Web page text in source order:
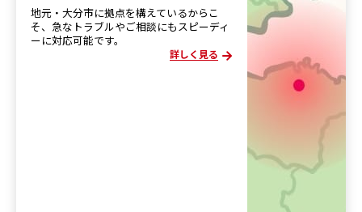
地元・大分市に拠点を構えているからこ
そ、急なトラブルやご相談にもスピーディ
ーに対応可能です。
詳しく見る